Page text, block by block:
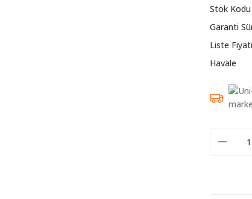
Stok Kodu
Garanti
Liste Fiyatı
Havale